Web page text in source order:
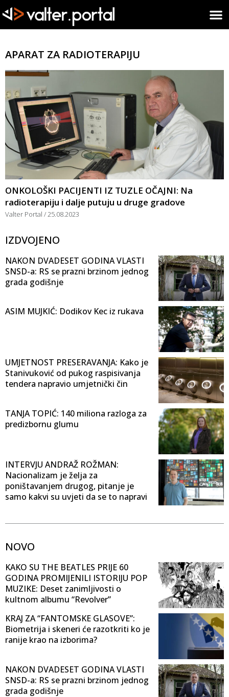
APARAT ZA RADIOTERAPIJU
ONKOLOŠKI PACIJENTI IZ TUZLE OČAJNI: Na
radioterapiju i dalje putuju u druge gradove
Valter Portal 25.08.2023
IZDVOJENO
NAKON DVADESET GODINA VLASTI
SNSD-a: RS se prazni brzinom jednog
grada godišnje
ASIM MUJKIĆ: Dodikov Kec iz rukava
UMJETNOST PRESERAVANJA: Kako je
Stanivuković od pukog raspisivanja
tendera napravio umjetnički čin
TANJA TOPIĆ: 140 miliona razloga za
predizbornu glumu
INTERVJU ANDRAŽ ROŽMAN:
Nacionalizam je želja za
poništavanjem drugog, pitanje je
samo kakvi su uvjeti da se to napravi
NOVO
KAKO SU THE BEATLES PRIJE 60
GODINA PROMIJENILI ISTORIJU POP
MUZIKE: Deset zanimljivosti o
kultnom albumu “Revolver”
KRAJ ZA “FANTOMSKE GLASOVE”:
Biometrija i skeneri će razotkriti ko je
ranije krao na izborima?
NAKON DVADESET GODINA VLASTI
SNSD-a: RS se prazni brzinom jednog
grada godišnje